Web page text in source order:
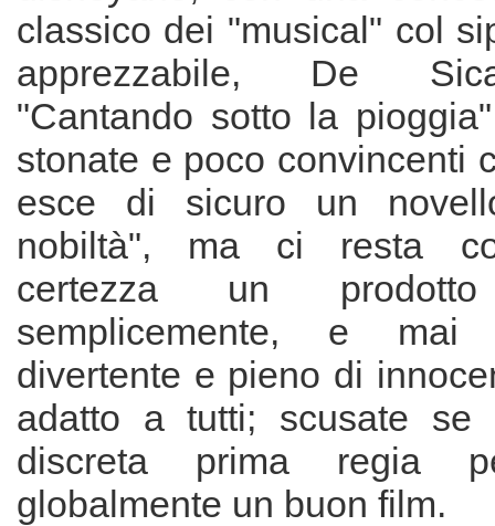
classico dei "musical" col
apprezzabile, De
"Cantando sotto la
stonate e poco convincenti
esce di sicuro un
nobiltà", ma ci resta
certezza un prodotto
semplicemente, e mai
divertente e pieno di
adatto a tutti; scusate se
discreta prima regia
globalmente un buon film.